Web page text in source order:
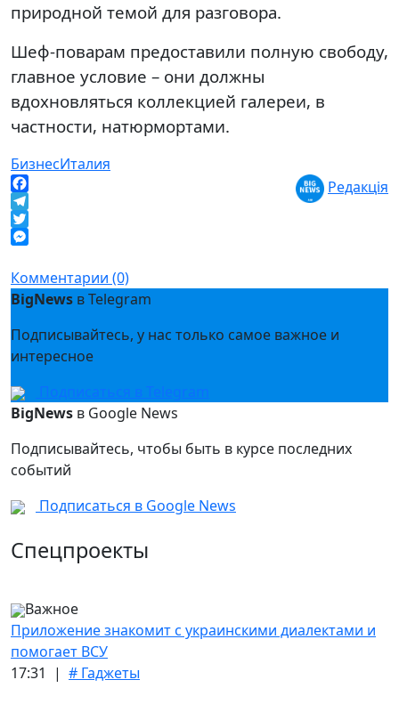
природной темой для разговора.
Шеф-поварам предоставили полную свободу,
главное условие – они должны
вдохновляться коллекцией галереи, в
частности, натюрмортами.
БизнесИталия
Facebook
Telegram
Twitter
Редакція
Комментарии (0)
BigNews в Telegram
Подписывайтесь, у нас только самое важное и
интересное
Подписаться в Telegram
BigNews в Google News
Подписывайтесь, чтобы быть в курсе последних
событий
Подписаться в Google News
Спецпроекты
Важное
Приложение знакомит с украинскими диалектами и
помогает ВСУ
17:31 | # Гаджеты